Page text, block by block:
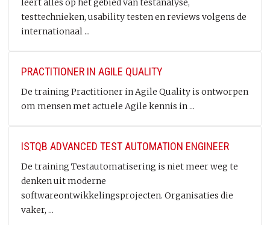
leert alles op het gebied van testanalyse,
testtechnieken, usability testen en reviews volgens de
internationaal ...
PRACTITIONER IN AGILE QUALITY
De training Practitioner in Agile Quality is ontworpen
om mensen met actuele Agile kennis in ...
ISTQB ADVANCED TEST AUTOMATION ENGINEER
De training Testautomatisering is niet meer weg te
denken uit moderne
softwareontwikkelingsprojecten. Organisaties die
vaker, ...